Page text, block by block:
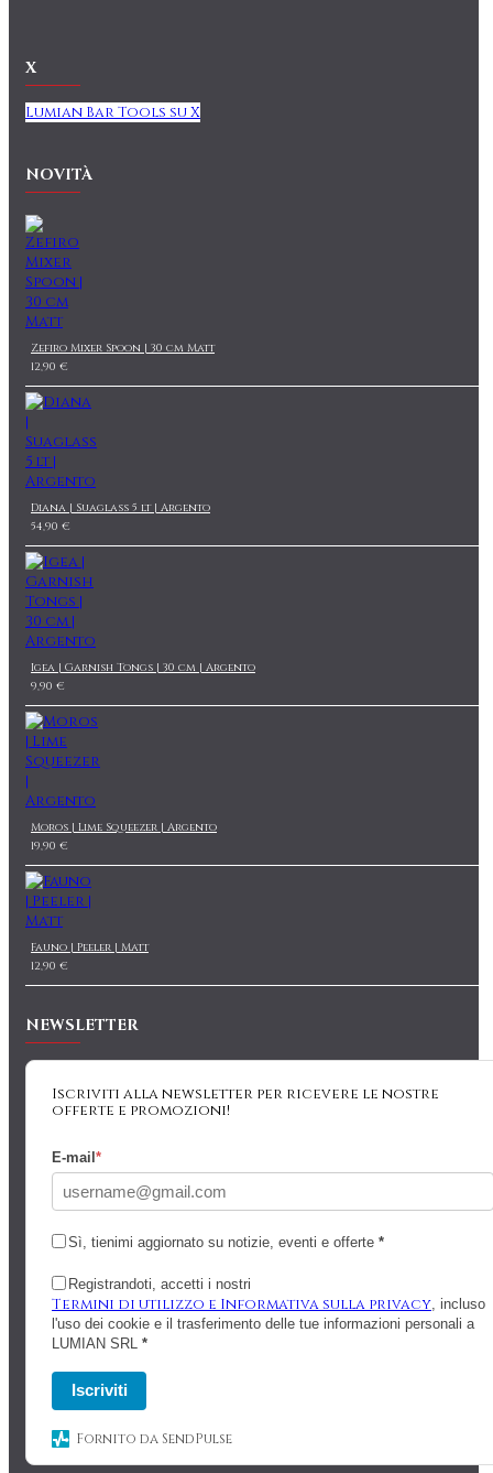
X
Lumian Bar Tools su X
NOVITÀ
Zefiro Mixer Spoon | 30 cm Matt
12,90 €
Diana | Suaglass 5 lt | Argento
54,90 €
Igea | Garnish Tongs | 30 cm | Argento
9,90 €
Moros | Lime Squeezer | Argento
19,90 €
Fauno | Peeler | Matt
12,90 €
NEWSLETTER
Iscriviti alla newsletter per ricevere le nostre
offerte e promozioni!
E-mail *
Sì, tienimi aggiornato su notizie, eventi e offerte *
Registrandoti, accetti i nostri
Termini di utilizzo e Informativa sulla privacy, incluso
l'uso dei cookie e il trasferimento delle tue informazioni personali a
LUMIAN SRL *
Iscriviti
Fornito da SendPulse